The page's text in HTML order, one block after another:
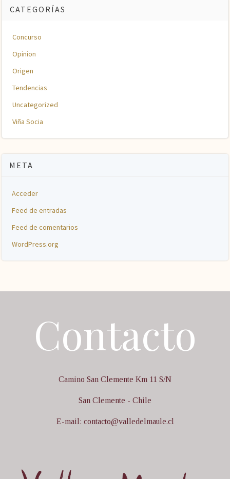
CATEGORÍAS
Concurso
Opinion
Origen
Tendencias
Uncategorized
Viña Socia
META
Acceder
Feed de entradas
Feed de comentarios
WordPress.org
Contacto
Camino San Clemente Km 11 S/N
San Clemente - Chile
E-mail: contacto@valledelmaule.cl